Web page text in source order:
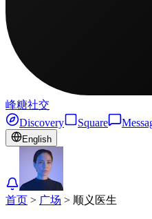
峰糖社交
Discovery
Square
English
首页 > 广场 > 顺义 医生